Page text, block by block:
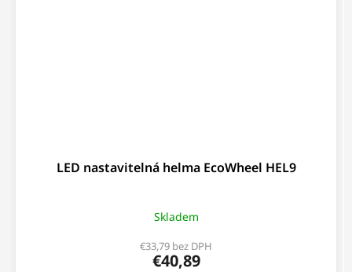
LED nastavitelná helma EcoWheel HEL9
Skladem
€33,79 bez DPH
€40,89